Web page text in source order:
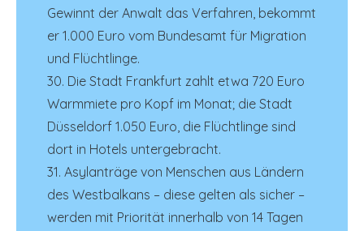
Gewinnt der Anwalt das Verfahren, bekommt
er 1.000 Euro vom Bundesamt für Migration
und Flüchtlinge.
30. Die Stadt Frankfurt zahlt etwa 720 Euro
Warmmiete pro Kopf im Monat; die Stadt
Düsseldorf 1.050 Euro, die Flüchtlinge sind
dort in Hotels untergebracht.
31. Asylanträge von Menschen aus Ländern
des Westbalkans – diese gelten als sicher –
werden mit Priorität innerhalb von 14 Tagen